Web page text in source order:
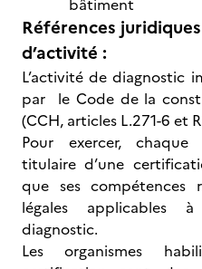
bâtiment
Références
d’activité :
L’activité de diagnostic
par le Code de la
(CCH, articles L.271-6 et
Pour exercer,
titulaire d’une
que ses compétences
légales applicables
diagnostic.
Les organismes